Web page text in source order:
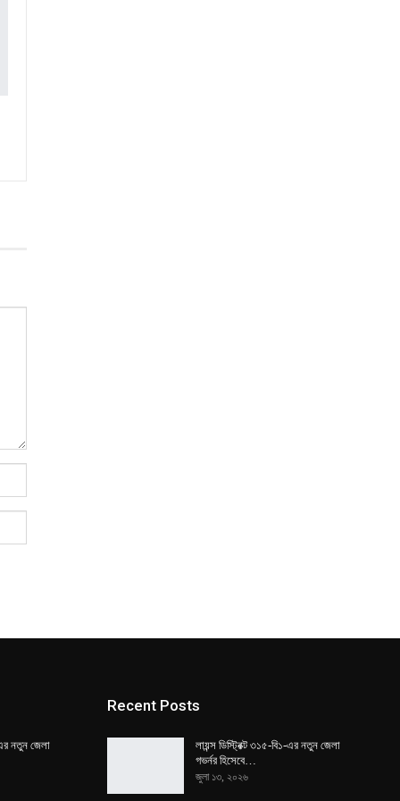
এর নতুন জেলা
Recent Posts
লায়ন্স ডিস্ট্রিক্ট ৩১৫-বি১-এর নতুন জেলা
গভর্নর হিসেবে…
জুলা ১৩, ২০২৬